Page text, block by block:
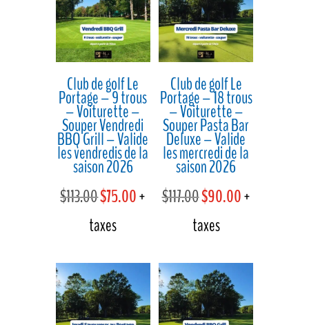
$100.00.$65.00.
$103.00.$70.00.
Club de golf Le
Portage – 9 trous
– Voiturette –
Souper Vendredi
BBQ Grill – Valide
les vendredis de la
saison 2026
$113.00Le
prix
était :
$113.00.
$75.00Le
$75.00.
+
taxes
Club de golf Le
Portage – 18 trous
– Voiturette –
Souper Pasta Bar
Deluxe – Valide
les mercredi de la
saison 2026
$117.00Le
prix
était :
$117.00.
$90.00Le
$90.00.
+
taxes